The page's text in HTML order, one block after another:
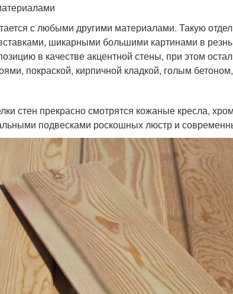
с любыми другими материалами. Такую
шикарными большими картинами в
в качестве акцентной стены, при этом
покраской, кирпичной кладкой, голым
стен прекрасно смотрятся кожаные кресла,
подвесками роскошных люстр и